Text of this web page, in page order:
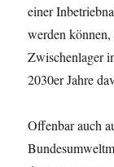
einer
werden
Zwischenlager
2030er Jahre
Offenbar auch